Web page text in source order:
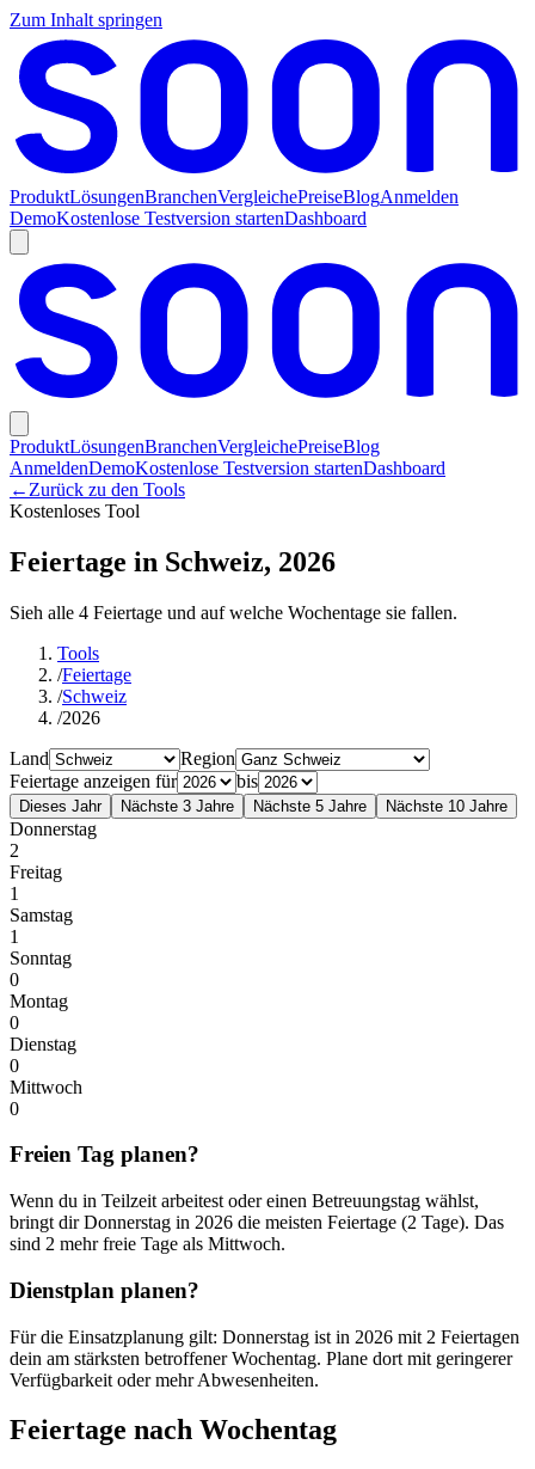
Zum Inhalt springen
ProduktLösungenBranchenVergleichePreiseBlogAnmelden
DemoKostenlose Testversion startenDashboard
ProduktLösungenBranchenVergleichePreiseBlog
AnmeldenDemoKostenlose Testversion startenDashboard
← Zurück zu den Tools
Kostenloses Tool
Feiertage in Schweiz, 2026
Sieh alle 4 Feiertage und auf welche Wochentage sie fallen.
Tools
/Feiertage
/Schweiz
/2026
Land
Region
Feiertage anzeigen für
bis
Dieses Jahr Nächste 3 Jahre Nächste 5 Jahre Nächste 10 Jahre
Donnerstag
2
Freitag
1
Samstag
1
Sonntag
0
Montag
0
Dienstag
0
Mittwoch
0
Freien Tag planen?
Wenn du in Teilzeit arbeitest oder einen Betreuungstag wählst,
bringt dir Donnerstag in 2026 die meisten Feiertage (2 Tage). Das
sind 2 mehr freie Tage als Mittwoch.
Dienstplan planen?
Für die Einsatzplanung gilt: Donnerstag ist in 2026 mit 2 Feiertagen
dein am stärksten betroffener Wochentag. Plane dort mit geringerer
Verfügbarkeit oder mehr Abwesenheiten.
Feiertage nach Wochentag